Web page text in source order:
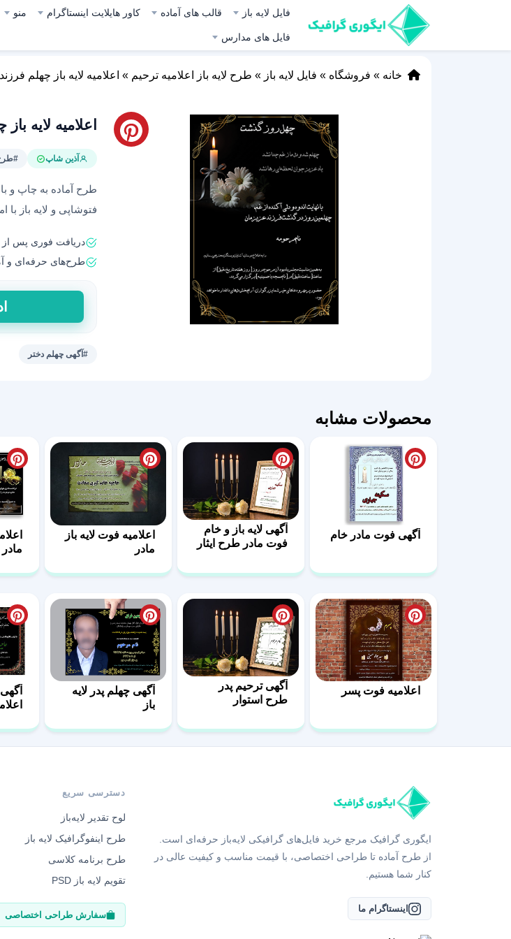
فایل لایه باز قالب های آماده کاور هایلایت اینستاگرام منو
فایل های مدارس
خانه » فروشگاه » فایل لایه باز » طرح لایه باز اعلامیه ترحیم » اعلامیه لایه باز چهلم
اعلامیه لایه
آذین شاپ #طرح
طرح آماده به چاپ و
فتوشاپی و لایه باز
دریافت فوری پس از
طرح‌های حرفه‌ای و
اعلامیه
لایه
باز
چهلم
#آگهی چهلم دختر
محصولات مشابه
آگهی فوت مادر خام
آگهی لایه باز و خام
فوت مادر طرح ایثار
اعلامیه فوت لایه باز
مادر
مادر
اعلامیه فوت پسر
آگهی ترحیم پدر
طرح استوار
آگهی چهلم پدر لایه
باز
ایگوری گرافیک مرجع خرید فایل‌های گرافیکی لایه‌باز حرفه‌ای است.
از طرح آماده تا طراحی اختصاصی، با قیمت مناسب و کیفیت عالی در
کنار شما هستیم.
اینستاگرام ما
دسترسی سریع
لوح تقدیر لایه‌باز
طرح اینفوگرافیک لایه باز
طرح برنامه کلاسی
تقویم لایه باز PSD
سفارش طراحی اختصاصی